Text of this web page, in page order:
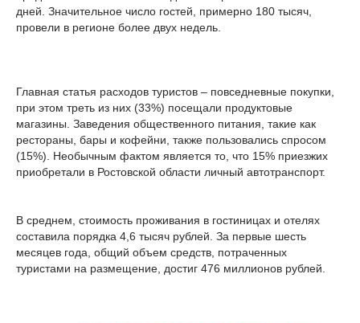
дней. Значительное число гостей, примерно 180 тысяч,
провели в регионе более двух недель.
Главная статья расходов туристов – повседневные покупки,
при этом треть из них (33%) посещали продуктовые
магазины. Заведения общественного питания, такие как
рестораны, бары и кофейни, также пользовались спросом
(15%). Необычным фактом является то, что 15% приезжих
приобретали в Ростовской области личный автотранспорт.
В среднем, стоимость проживания в гостиницах и отелях
составила порядка 4,6 тысяч рублей. За первые шесть
месяцев года, общий объем средств, потраченных
туристами на размещение, достиг 476 миллионов рублей.